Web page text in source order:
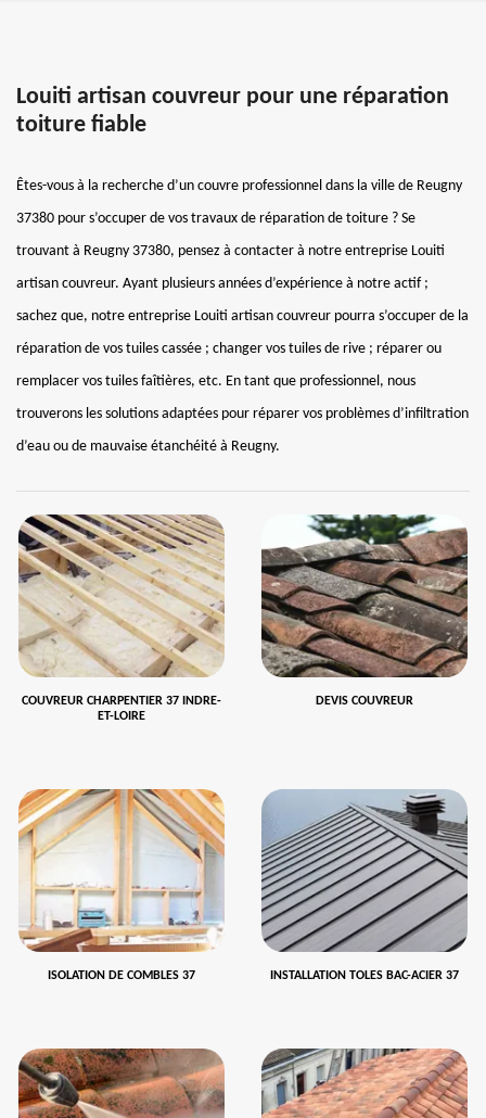
Louiti artisan couvreur pour une réparation
toiture fiable
Êtes-vous à la recherche d’un couvre professionnel dans la ville de Reugny
37380 pour s’occuper de vos travaux de réparation de toiture ? Se
trouvant à Reugny 37380, pensez à contacter à notre entreprise Louiti
artisan couvreur. Ayant plusieurs années d’expérience à notre actif ;
sachez que, notre entreprise Louiti artisan couvreur pourra s’occuper de la
réparation de vos tuiles cassée ; changer vos tuiles de rive ; réparer ou
remplacer vos tuiles faîtières, etc. En tant que professionnel, nous
trouverons les solutions adaptées pour réparer vos problèmes d’infiltration
d’eau ou de mauvaise étanchéité à Reugny.
COUVREUR CHARPENTIER 37 INDRE-
ET-LOIRE
DEVIS COUVREUR
ISOLATION DE COMBLES 37 INSTALLATION TOLES BAC-ACIER 37